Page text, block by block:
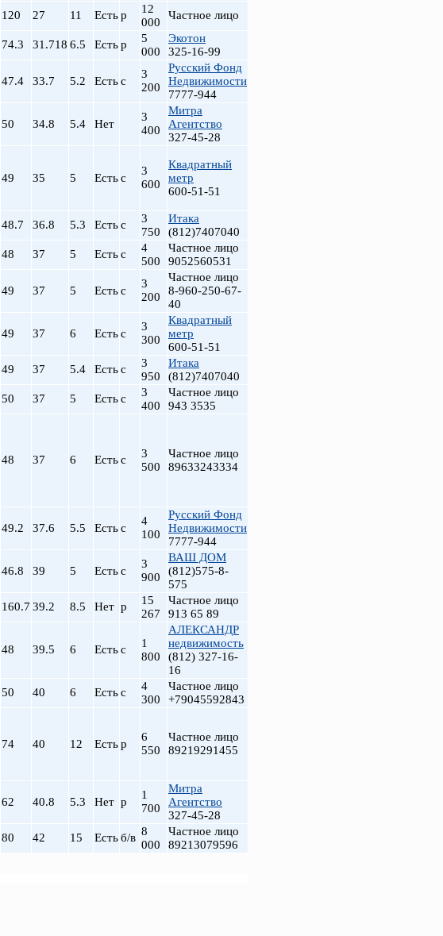
120 27 11 Естьр
12
000
Частное лицо
74.3 31.718 6.5 Естьр
5
000
Экотон
325-16-99
47.4 33.7 5.2 Естьс
3
200
Русский Фонд
Недвижимости
7777-944
50 34.8 5.4 Нет
3
400
Митра
Агентство
327-45-28
49 35 5 Естьс
3
600
Квадратный
метр
600-51-51
48.7 36.8 5.3 Естьс
3
750
Итака
(812)7407040
48 37 5 Естьс
4
500
Частное лицо
9052560531
49 37 5 Естьс
3
200
Частное лицо
8-960-250-67-
40
49 37 6 Естьс
3
300
Квадратный
метр
600-51-51
49 37 5.4 Естьс
3
950
Итака
(812)7407040
50 37 5 Естьс
3
400
Частное лицо
943 3535
48 37 6 Естьс
3
500
Частное лицо
89633243334
49.2 37.6 5.5 Естьс
4
100
Русский Фонд
Недвижимости
7777-944
46.8 39 5 Естьс
3
900
ВАШ ДОМ
(812)575-8-
575
160.7 39.2 8.5 Нет р
15
267
Частное лицо
913 65 89
48 39.5 6 Естьс
1
800
АЛЕКСАНДР
недвижимость
(812) 327-16-
16
50 40 6 Естьс
4
300
Частное лицо
+79045592843
74 40 12 Естьр
6
550
Частное лицо
89219291455
62 40.8 5.3 Нет р
1
700
Митра
Агентство
327-45-28
80 42 15 Естьб/в 8
000
Частное лицо
89213079596